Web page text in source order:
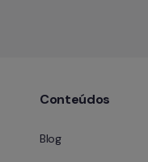
Conteúdos
Blog